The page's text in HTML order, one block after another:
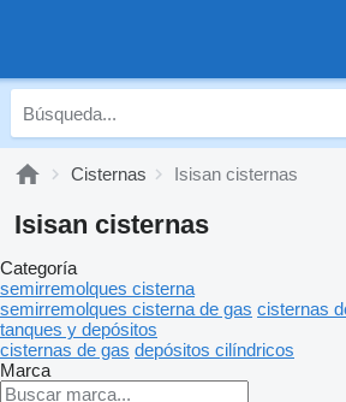
Cisternas Isisan cisternas
Isisan cisternas
Categoría
semirremolques cisterna
semirremolques cisterna de gas cisternas
tanques y depósitos
cisternas de gas depósitos cilíndricos
Marca